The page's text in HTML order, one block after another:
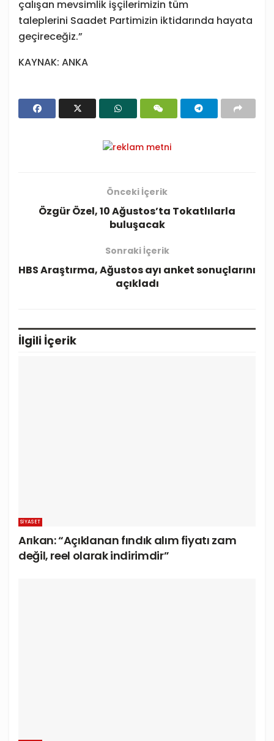
çalışan mevsimlik işçilerimizin tüm
taleplerini Saadet Partimizin iktidarında hayata
geçireceğiz.”
KAYNAK: ANKA
Önceki İçerik
Özgür Özel, 10 Ağustos’ta Tokatlılarla
buluşacak
Sonraki İçerik
HBS Araştırma, Ağustos ayı anket sonuçlarını
açıkladı
İlgili İçerik
SIYASET
Arıkan: “Açıklanan fındık alım fiyatı zam
değil, reel olarak indirimdir”